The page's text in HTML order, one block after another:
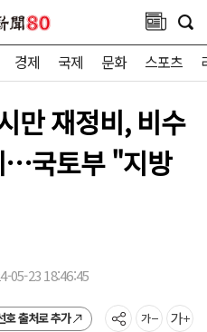
경제 국제 문화 스포츠
만 재정비, 비수
…국토부 "지방
05-23 18:46:45
호 출처로 추가